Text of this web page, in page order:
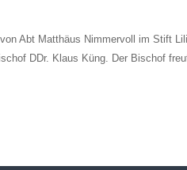
Abt Matthäus Nimmervoll im Stift
DDr. Klaus Küng. Der Bischof